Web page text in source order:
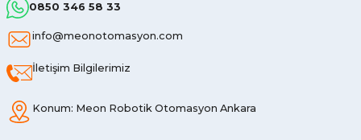
0850 346 58 33
info@meonotomasyon.com
İletişim Bilgilerimiz
Konum: Meon Robotik Otomasyon Ankara